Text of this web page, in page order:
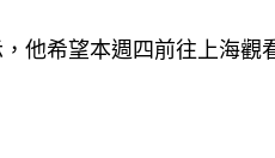
他希望本週四前往上海觀